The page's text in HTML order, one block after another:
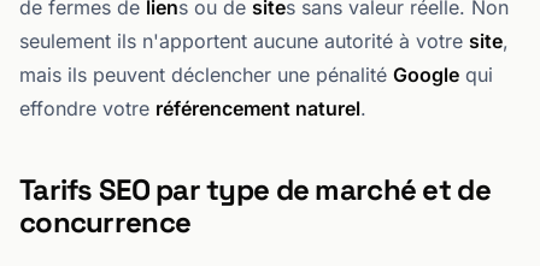
de fermes de liens ou de sites sans valeur réelle. Non
seulement ils n'apportent aucune autorité à votre site,
mais ils peuvent déclencher une pénalité Google qui
effondre votre référencement naturel.
Tarifs SEO par type de marché et de
concurrence